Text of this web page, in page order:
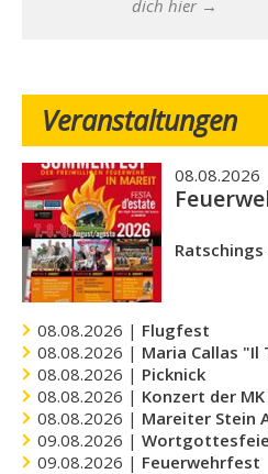
dich hier →
Veranstaltungen
08.08.2026
Ratschings
08.08.2026 | Flugfest
08.08.2026 | Maria Callas
08.08.2026 | Picknick
08.08.2026 | Konzert der
08.08.2026 | Mareiter Stein
09.08.2026 |
09.08.2026 | Feuerwehrfest